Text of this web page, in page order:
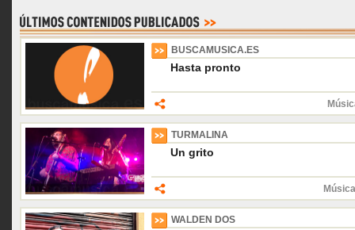
BUSCAMUSICA.ES
Hasta pronto
TURMALINA
Un grito
WALDEN DOS